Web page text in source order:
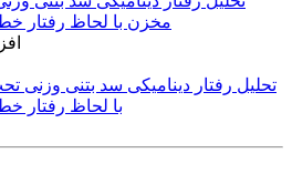
تحلیل رفتار دینامیکی سد بتنی وزنی
با لحاظ رفتار